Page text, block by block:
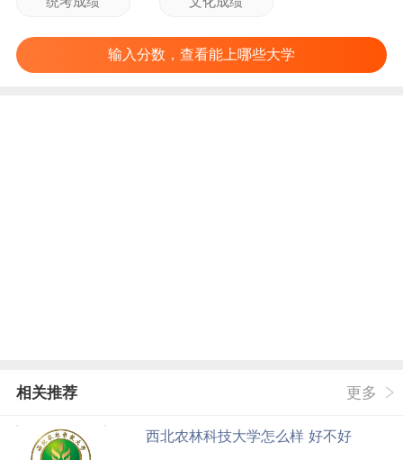
输入分数，查看能上哪些大学
相关推荐 更多
西北农林科技大学怎么样 好不好